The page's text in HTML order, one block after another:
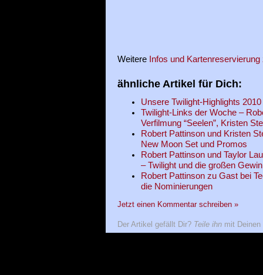
Weitere Infos und
ähnliche Artikel für Dich:
Unsere Twilight-Highlights
Twilight-Links der Woche –
Verfilmung “Seelen”, Kristen
Robert Pattinson und Kristen
New Moon Set und Promos
Robert Pattinson und Taylor
– Twilight und die großen
Robert Pattinson zu Gast bei
die Nominierungen
Jetzt einen Kommentar schreiben »
Der Artikel gefällt Dir? Teile ihnmit Deinen